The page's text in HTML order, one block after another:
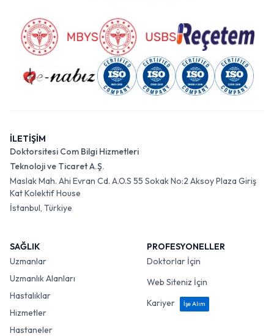
İLETİŞİM
Doktorsitesi Com Bilgi Hizmetleri
Teknoloji ve Ticaret A.Ş.
Maslak Mah. Ahi Evran Cd. A.O.S 55 Sokak No:2 Aksoy Plaza Giriş
Kat Kolektif House
İstanbul, Türkiye
SAĞLIK
Uzmanlar
Uzmanlık Alanları
Hastalıklar
Hizmetler
Hastaneler
PROFESYONELLER
Doktorlar İçin
Web Siteniz İçin
Kariyer
İşe Alım